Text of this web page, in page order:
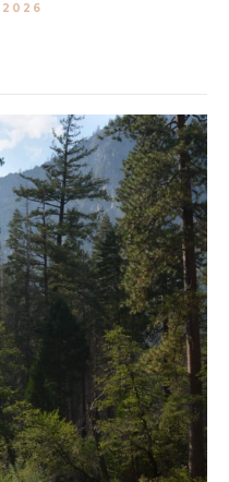
výrazy minulosti a dávných